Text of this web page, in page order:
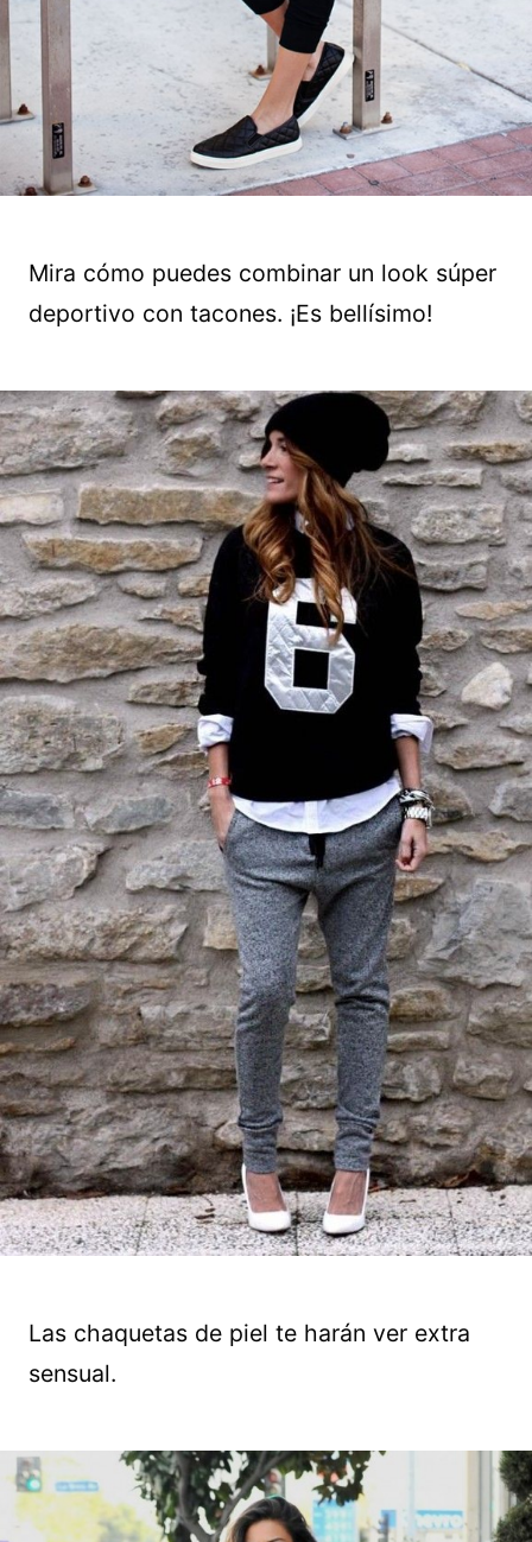
Mira cómo puedes combinar un look súper
deportivo con tacones. ¡Es bellísimo!
Las chaquetas de piel te harán ver extra
sensual.